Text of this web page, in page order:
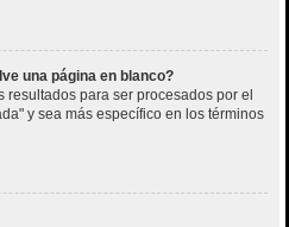
una página en blanco?
para ser procesados por el
y sea más específico en los términos